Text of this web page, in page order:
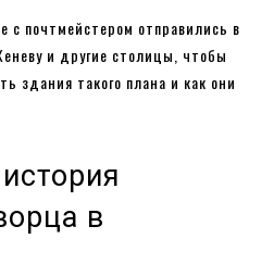
с почтмейстером отправились в
и другие столицы, чтобы
здания такого плана и как они
в